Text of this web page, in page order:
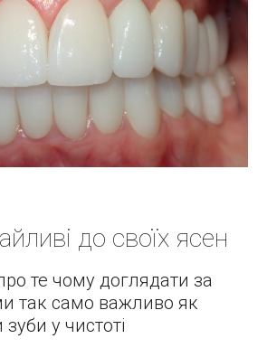
до своїх ясен
те чому доглядати за
так само важливо як
у чистоті